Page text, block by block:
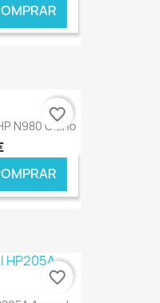
€ ONLINE
N980 Ciano
€ ONLINE
favorite_border
favorite_border